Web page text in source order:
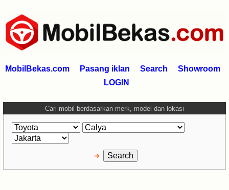
MobilBekas.com Pasang iklan Search
Showroom
LOGIN
Cari mobil berdasarkan merk, model dan lokasi